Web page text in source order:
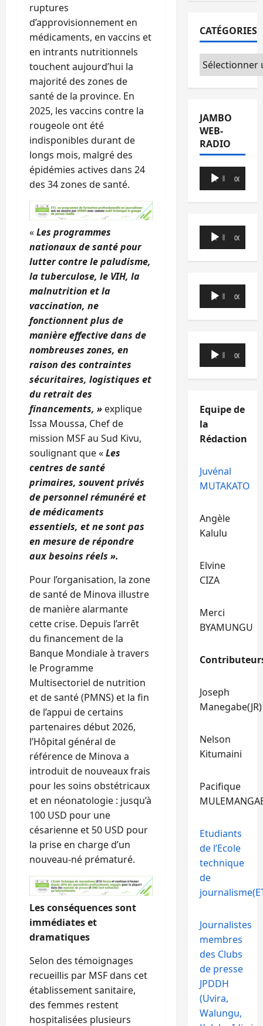
ruptures
d’approvisionnement en
médicaments, en vaccins et
en intrants nutritionnels
touchent aujourd’hui la
majorité des zones de
santé de la province. En
2025, les vaccins contre la
rougeole ont été
indisponibles durant de
longs mois, malgré des
épidémies actives dans 24
des 34 zones de santé.
«Les programmes
nationaux de santé pour
lutter contre le paludisme,
la tuberculose, le VIH, la
malnutrition et la
vaccination, ne
fonctionnent plus de
manière effective dans de
nombreuses zones, en
raison des contraintes
sécuritaires, logistiques et
du retrait des
financements, » explique
Issa Moussa, Chef de
mission MSF au Sud Kivu,
soulignant que «Les
centres de santé
primaires, souvent privés
de personnel rémunéré et
de médicaments
essentiels, et ne sont pas
en mesure de répondre
aux besoins réels ».
Pour l’organisation, la zone
de santé de Minova illustre
de manière alarmante
cette crise. Depuis l’arrêt
du financement de la
Banque Mondiale à travers
le Programme
Multisectoriel de nutrition
et de santé (PMNS) et la fin
de l’appui de certains
partenaires début 2026,
l’Hôpital général de
référence de Minova a
introduit de nouveaux frais
pour les soins obstétricaux
et en néonatologie : jusqu’à
100 USD pour une
césarienne et 50 USD pour
la prise en charge d’un
nouveau-né prématuré.
Les conséquences sont
immédiates et
dramatiques
Selon des témoignages
recueillis par MSF dans cet
établissement sanitaire,
des femmes restent
hospitalisées plusieurs
CATÉGORIES
Catégories
JAMBO
WEB-
RADIO
Lecteur
audio
00:00 00:00
Lecteur
audio
00:00 00:00
Lecteur
audio
00:00 00:00
Lecteur
audio
00:00 00:00
Equipe de
la
Rédaction
Juvénal
MUTAKATO
Angèle
Kalulu
Elvine
CIZA
Merci
BYAMUNGU
Joseph
Manegabe(JR)
Nelson
Kitumaini
Pacifique
Etudiants
de l’Ecole
technique
de
Journalistes
membres
des Clubs
de presse
JPDDH
(Uvira,
Walungu,